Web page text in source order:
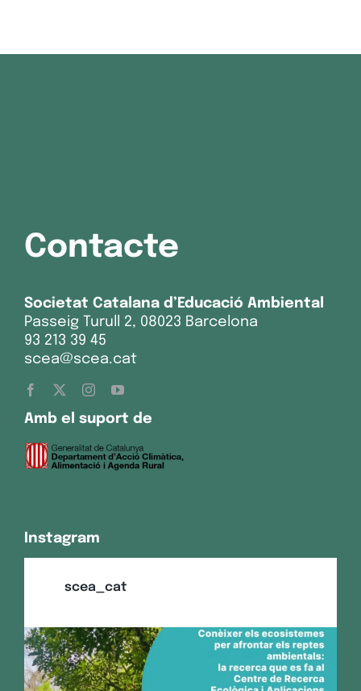
Contacte
Societat Catalana d’Educació Ambiental
Passeig Turull 2, 08023 Barcelona
93 213 39 45
scea@scea.cat
Amb el suport de
Instagram
scea_cat